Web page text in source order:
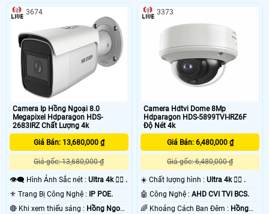
Camera Ip Hồng Ngoại 8.0
Megapixel Hdparagon HDS-
2683IRZ Chất Lượng 4k
Giá Bán: 13,680,000 ₫
Giá gốc: 13,680,000 ₫
👁️‍🗨 Hình Ảnh Sắc nét : Ultra 4k 👍🏾 .
⚜️ Trang Bị Công Nghệ :
IP POE.
🔴 Khi xem thiếu sáng : Hồng Ngoại
3674
Camera Hdtvi Dome 8Mp
Hdparagon HDS-5899TVI-IRZ6F
Độ Nét 4k
Giá Bán: 6,480,000 ₫
Giá gốc: 6,480,000 ₫
☀️ Chất lượng hình :Ultra 4k 👍🏾 .
🤖️ Công Nghệ :AHD CVI TVI BCS.
🌈 Khoảng Cách Ban Đêm : Hồng
3373